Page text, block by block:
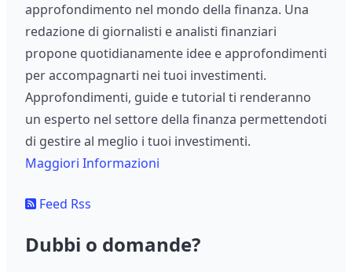
approfondimento nel mondo della finanza. Una
redazione di giornalisti e analisti finanziari
propone quotidianamente idee e approfondimenti
per accompagnarti nei tuoi investimenti.
Approfondimenti, guide e tutorial ti renderanno
un esperto nel settore della finanza permettendoti
di gestire al meglio i tuoi investimenti.
Maggiori Informazioni
Feed Rss
Dubbi o domande?